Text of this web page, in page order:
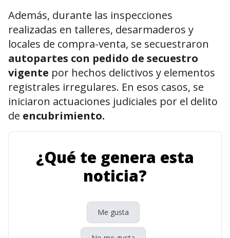
Además, durante las inspecciones
realizadas en talleres, desarmaderos y
locales de compra-venta, se secuestraron
autopartes con pedido de secuestro
vigente por hechos delictivos y elementos
registrales irregulares. En esos casos, se
iniciaron actuaciones judiciales por el delito
de encubrimiento.
¿Qué te genera esta
noticia?
Me gusta